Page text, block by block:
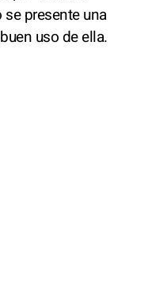
presente una
uso de ella.